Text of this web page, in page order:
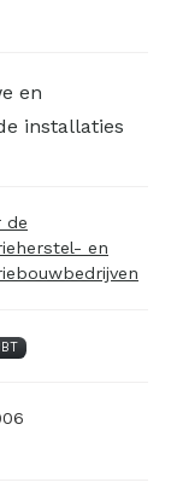
en
installaties
de
en